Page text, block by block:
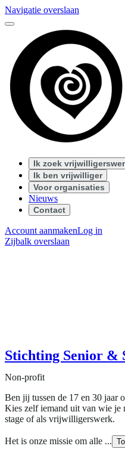
Navigatie overslaan
Ik zoek
Ik ben vrijwilliger
Voor organisaties
Nieuws
Contact
Account aanmakenLog in
Zijbalk overslaan
Stichting Senior &
Non-profit
Ben jij tussen de 17 en 30 jaar
Kies zelf iemand uit van wie je
stage of als vrijwilligerswerk.
Het is onze missie om alle ...